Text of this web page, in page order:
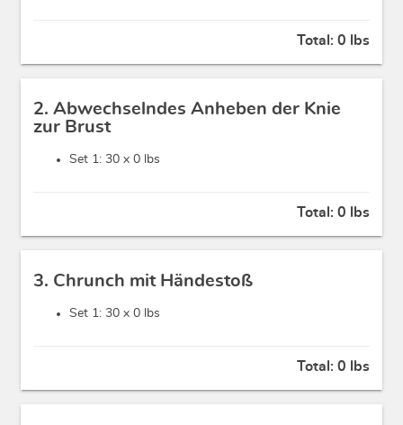
Total: 0 lbs
2. Abwechselndes Anheben der Knie
zur Brust
Set 1: 30 x 0 lbs
Total: 0 lbs
3. Chrunch mit Händestoß
Set 1: 30 x 0 lbs
Total: 0 lbs